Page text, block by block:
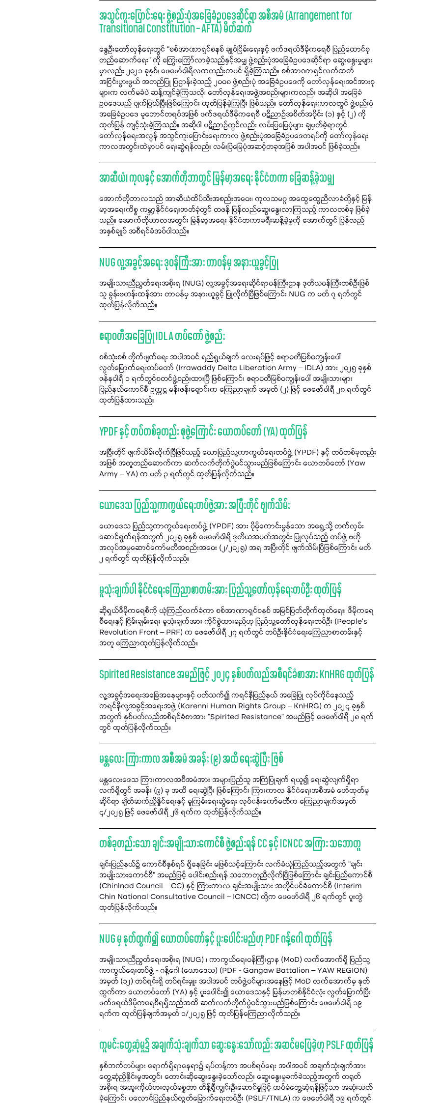
အသွင်ကူးပြောင်းရေး ဖွဲ့စည်းပုံအခြေခံဥပဒေဆိုင်ရာ အစီအမံ (Arrangement for
Transitional Constitution – AFTA) မိတ်ဆက်
နွေဦးတော်လှန်ရေးတွင် “စစ်အာဏာရှင်စနစ် ချုပ်ငြိမ်းရေးနှင့် ဖက်ဒရယ်ဒီမိုကရေစီ ပြည်ထောင်စု
တည်ဆောက်ရေး” ကို ကြွေးကြော်လာခဲ့သည်နှင့်အမျှ ဖွဲ့စည်းပုံအခြေခံဥပဒေဆိုင်ရာ ဆွေးနွေးမှုများ
မှာလည်း ၂၀၂၁ ခုနှစ်၊ ဖေဖော်ဝါရီလကတည်းကပင် ရှိခဲ့ကြသည်။ စစ်အာဏာရှင်လက်ထက်
အငြင်းပွားဖွယ် အတည်ပြု ပြဌာန်းခဲ့သည့် ၂၀၀၈ ဖွဲ့စည်းပုံ အခြေခံဥပဒေကို တော်လှန်ရေးအင်အားစု
များက လက်မခံပဲ ဆန့်ကျင်ခဲ့ကြသလို၊ တော်လှန်ရေးအဖွဲ့အစည်းများကလည်း အဆိုပါ အခြေခံ
ဥပဒေသည် ပျက်ပြယ်ပြီးဖြစ်ကြောင်း ထုတ်ပြန်ခဲ့ကြပြီး ဖြစ်သည်။ တော်လှန်ရေးကာလတွင် ဖွဲ့စည်းပုံ
အခြေခံဥပဒေ မူဘောင်တရပ်အဖြစ် ဖက်ဒရယ်ဒီမိုကရေစီ ပဋိညာဉ်အစိတ်အပိုင်း (၁) နှင့် (၂) ကို
ထုတ်ပြန် ကျင့်သုံးခဲ့ကြသည်။ အဆိုပါ ပဋိညာဉ်တွင်လည်း လမ်းပြမြေပုံများ ချမှတ်ခဲ့ရာတွင်
တော်လှန်ရေးအလွန် အသွင်ကူးပြောင်းရေးကာလ ဖွဲ့စည်းပုံအခြေခံဥပဒေတရပ်ကို တော်လှန်ရေး
ကာလအတွင်းထဲမှာပင် ရေးဆွဲရန်လည်း လမ်းပြမြေပုံအဆင့်တခုအဖြစ် အပါအဝင် ဖြစ်ခဲ့သည်။
အာဆီယံ၊ ကုလနှင့် အောက်တိုဘာတွင် မြန်မာ့အရေး နိုင်ငံတကာ ခြေဆန့်ခဲ့သမျှ
အောက်တိုဘာလသည် အာဆီယံထိပ်သီးအစည်းအဝေး၊ ကုလသမဂ္ဂ အထွေထွေညီလာခံတို့နှင့် မြန်
မာ့အရေးကိစ္စ ကမ္ဘာ့နိုင်ငံရေးဇာတ်ခုံတွင် တဖန် ပြန်လည်ဆွေးနွေးလာကြသည့် ကာလတစ်ခု ဖြစ်ခဲ့
သည်။ အောက်တိုဘာလအတွင်း မြန်မာ့အရေး နိုင်ငံတကာခရီးဆန့်ခဲ့မှုကို အောက်တွင် ပြန်လည်
အနှစ်ချုပ် အစီရင်ခံအပ်ပါသည်။
NUG လူ့အခွင့်အရေး ဒုဝန်ကြီးအား တာဝန်မှ အနားယူခွင့်ပြု
အမျိုးသားညီညွတ်ရေးအစိုးရ (NUG) လူ့အခွင့်အရေးဆိုင်ရာဝန်ကြီးဌာန ဒုတိယဝန်ကြီးတစ်ဦးဖြစ်
သူ ခွန်းဗဟန်းထန်အား တာဝန်မှ အနားယူခွင့် ပြုလိုက်ပြီဖြစ်ကြောင်း NUG က မတ် ၇ ရက်တွင်
ထုတ်ပြန်လိုက်သည်။
ဧရာဝတီအခြေပြု IDLA တပ်တော် ဖွဲ့စည်း
စစ်သုံးစစ် တိုက်ဖျက်ရေး အပါအဝင် ရည်ရွယ်ချက် လေးရပ်ဖြင့် ဧရာဝတီမြစ်ဝကျွန်းပေါ်
လွတ်မြောက်ရေးတပ်တော် (Irrawaddy Delta Liberation Army – IDLA) အား ၂၀၂၅ ခုနှစ်
ဇန်နဝါရီ ၁ ရက်တွင်စတင်ဖွဲ့စည်းထားပြီ ဖြစ်ကြောင်း ဧရာဝတီမြစ်ဝကျွန်းပေါ် အမျိုးသားများ
ပြည်နယ်ကောင်စီ ဥက္ကဋ္ဌ မန်းဖန်းရှောင်းက ကြေညာချက် အမှတ် (၂) ဖြင့် ဖေဖော်ဝါရီ ၂၈ ရက်တွင်
ထုတ်ပြန်ထားသည်။
YPDF နှင့် တပ်တစ်ခုတည်း စုဖွဲ့ကြောင်း ယောတပ်တော် (YA) ထုတ်ပြန်
အပြီးတိုင် ဖျက်သိမ်းလိုက်ပြီဖြစ်သည့် ယောပြည်သူ့ကာကွယ်ရေးတပ်ဖွဲ့ (YPDF) နှင့် တပ်တစ်ခုတည်း
အဖြစ် အတူတည်ဆောက်ကာ ဆက်လက်တိုက်ပွဲဝင်သွားမည်ဖြစ်ကြောင်း ယောတပ်တော် (Yaw
Army – YA) က မတ် ၃ ရက်တွင် ထုတ်ပြန်လိုက်သည်။
ယောဒေသ ပြည်သူ့ကာကွယ်ရေးတပ်ဖွဲ့အား အပြီးတိုင် ဖျက်သိမ်း
ယောဒေသ ပြည်သူ့ကာကွယ်ရေးတပ်ဖွဲ့ (YPDF) အား ပိုမိုကောင်းမွန်သော အရွေ့သို့ တက်လှမ်း
ဆောင်ရွက်ရန်အတွက် ၂၀၂၅ ခုနှစ် ဖေဖော်ဝါရီ ဒုတိယအပတ်အတွင်း ပြုလုပ်သည့် တပ်ဖွဲ့ ဗဟို
အလုပ်အမှုဆောင်ကော်မတီအစည်းအဝေး (၂/၂၀၂၅) အရ အပြီးတိုင် ဖျက်သိမ်းပြီဖြစ်ကြောင်း မတ်
၂ ရက်တွင် ထုတ်ပြန်လိုက်သည်။
မူသုံးချက်ပါ နိုင်ငံရေးကြေညာစာတမ်းအား ပြည်သူ့တော်လှန်ရေးတပ်ဦး ထုတ်ပြန်
ဆိုရှယ်ဒီမိုကရေစီကို ယုံကြည်လက်ခံကာ စစ်အာဏာရှင်စနစ် အမြစ်ပြတ်တိုက်ထုတ်ရေး၊ ဒီမိုကရေ
စီရေးနှင့် ငြိမ်းချမ်းရေး မူသုံးချက်အား ကိုင်စွဲထားမည်ဟု ပြည်သူ့တော်လှန်ရေးတပ်ဦး (People’s
Revolution Front – PRF) က ဖေဖော်ဝါရီ ၂၇ ရက်တွင် တပ်ဦးနိုင်ငံရေးကြေညာစာတမ်းနှင့်
အတူ ကြေညာထုတ်ပြန်လိုက်သည်။
Spirited Resistance အမည်ဖြင့် ၂၀၂၄ နှစ်ပတ်လည်အစီရင်ခံစာအား KnHRG ထုတ်ပြန်
လူ့အခွင့်အရေးအခြေအနေများနှင့် ပတ်သက်၍ ကရင်နီပြည်နယ် အခြေပြု လုပ်ကိုင်နေသည့်
ကရင်နီလူ့အခွင့်အရေးအဖွဲ့ (Karenni Human Rights Group – KnHRG) က ၂၀၂၄ ခုနှစ်
အတွက် နှစ်ပတ်လည်အစီရင်ခံစာအား "Spirited Resistance” အမည်ဖြင့် ဖေဖော်ဝါရီ ၂၈ ရက်
တွင် ထုတ်ပြန်လိုက်သည်။
မန္တလေး ကြားကာလ အစီအမံ အခန်း (၉) အထိ ရေးဆွဲပြီး ဖြစ်
မန္တလေးဒေသ ကြားကာလအစီအမံအား အများပြည်သူ အကြံပြုချက် ရယူ၍ ရေးဆွဲလျက်ရှိရာ
လက်ရှိတွင် အခန်း (၉) ခု အထိ ရေးဆွဲပြီး ဖြစ်ကြောင်း ကြားကာလ နိုင်ငံရေးအစီအမံ ဖော်ထုတ်မှု
ဆိုင်ရာ ချိတ်ဆက်ညှိနှိုင်ရေးနှင့် မူကြမ်းရေးဆွဲရေး လုပ်ငန်းကော်မတီက ကြေညာချက်အမှတ်
၄/၂၀၂၅ ဖြင့် ဖေဖော်ဝါရီ ၂၆ ရက်က ထုတ်ပြန်လိုက်သည်။
တစ်ခုတည်းသော ချင်းအမျိုးသားကောင်စီ ဖွဲ့စည်းရန် CC နှင့် ICNCC အကြား သဘောတူ
ချင်းပြည်နယ်၌ ကောင်စီနှစ်ရပ် ရှိနေခြင်း မဖြစ်သင့်ကြောင်း လက်ခံယုံကြည်သည့်အတွက် "ချင်း
အမျိုးသားကောင်စီ" အမည်ဖြင့် ပေါင်းစည်းရန် သဘောတူညီလိုက်ပြီဖြစ်ကြောင်း ချင်းပြည်ကောင်စီ
(Chinlnad Council – CC) နှင့် ကြားကာလ ချင်းအမျိုးသား အတိုင်ပင်ခံကောင်စီ (Interim
Chin National Consultative Council – ICNCC) တို့က ဖေဖော်ဝါရီ ၂၆ ရက်တွင် ပူးတွဲ
ထုတ်ပြန်လိုက်သည်။
NUG မှ နုတ်ထွက်၍ ယောတပ်တော်နှင့် ပူးပေါင်းမည်ဟု PDF ဂန့်ဂေါ ထုတ်ပြန်
အမျိုးသားညီညွတ်ရေးအစိုးရ (NUG) ၊ ကာကွယ်ရေးဝန်ကြီးဌာန (MoD) လက်အောက်ရှိ ပြည်သူ့
ကာကွယ်ရေးတပ်ဖွဲ့ - ဂန့်ဂေါ (ယောဒေသ) (PDF - Gangaw Battalion – YAW REGION)
အမှတ် (၁၂) တပ်ရင်းရှိ တပ်ရင်းမှူး အပါအဝင် တပ်ဖွဲ့ဝင်များအနေဖြင့် MoD လက်အောက်မှ နုတ်
ထွက်ကာ ယောတပ်တော် (YA) နှင့် ပူးပေါင်း၍ ယောဒေသနှင့် မြန်မာတစ်နိုင်ငံလုံး လွတ်မြောက်ပြီး
ဖက်ဒရယ်ဒီမိုကရေစီရရှိသည်အထိ ဆက်လက်တိုက်ပွဲဝင်သွားမည်ဖြစ်ကြောင်း ဖေဖော်ဝါရီ ၁၉
ရက်က ထုတ်ပြန်ချက်အမှတ် ၁/၂၀၂၅ ဖြင့် ထုတ်ပြန်ကြေညာလိုက်သည်။
ကူမင်းတွေ့ဆုံမှု၌ အချက်သုံးချက်သာ ဆွေးနွေးသော်လည်း အဆင်မပြေခဲ့ဟု PSLF ထုတ်ပြန်
နှစ်ဘက်တပ်များ ရောက်ရှိရာနေရာ၌ ရပ်တန့်ကာ အပစ်ရပ်ရေး အပါအဝင် အချက်သုံးချက်အား
တွေ့ဆုံညှိနှိုင်းမှုအတွင်း တောင်းဆိုဆွေးနွေးခဲ့သော်လည်း ဆွေးနွေးမှုခက်ခဲသည့်အတွက် တရုတ်
အစိုးရ အထူးကိုယ်စားလှယ်မစ္စတာ တိန့်ရှီကျွင်းဦးဆောင်မှုဖြင့် ထပ်မံတွေ့ဆုံရန်ဖြင့်သာ အဆုံးသတ်
ခဲ့ကြောင်း ပလောင်ပြည်နယ်လွတ်မြောက်ရေးတပ်ဦး (PSLF/TNLA) က ဖေဖော်ဝါရီ ၁၉ ရက်တွင်